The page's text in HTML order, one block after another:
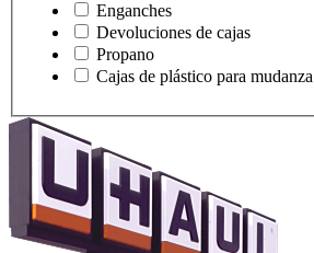
Enganches
Devoluciones de cajas
Propano
Cajas de plástico para mudanza